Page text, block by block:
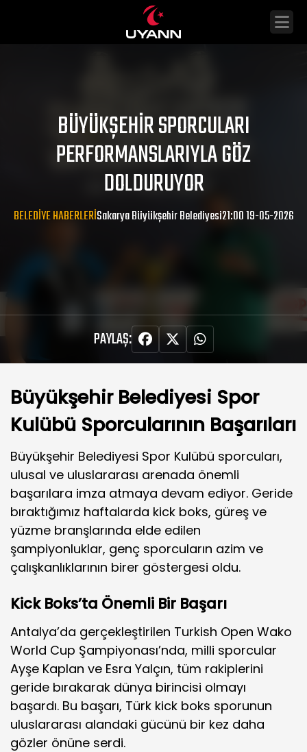
BÜYÜKŞEHIR SPORCULARI
PERFORMANSLARIYLA GÖZ
DOLDURUYOR
BELEDIYE HABERLERISakarya Büyükşehir Belediyesi21:00 19-05-2026
PAYLAŞ:
Büyükşehir Belediyesi Spor
Kulübü Sporcularının Başarıları
Büyükşehir Belediyesi Spor Kulübü sporcuları,
ulusal ve uluslararası arenada önemli
başarılara imza atmaya devam ediyor. Geride
bıraktığımız haftalarda kick boks, güreş ve
yüzme branşlarında elde edilen
şampiyonluklar, genç sporcuların azim ve
çalışkanlıklarının birer göstergesi oldu.
Kick Boks’ta Önemli Bir Başarı
Antalya’da gerçekleştirilen Turkish Open Wako
World Cup Şampiyonası’nda, milli sporcular
Ayşe Kaplan ve Esra Yalçın, tüm rakiplerini
geride bırakarak dünya birincisi olmayı
başardı. Bu başarı, Türk kick boks sporunun
uluslararası alandaki gücünü bir kez daha
gözler önüne serdi.